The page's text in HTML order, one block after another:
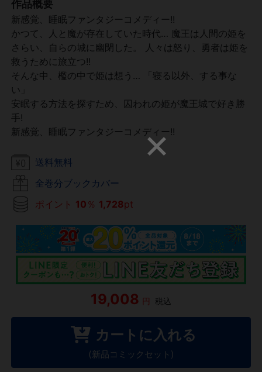
作品概要
新感覚、睡眠ファンタジーコメディー!!
かつて、人と魔が存在していた時代… 魔王は人間の姫を
さらい、自らの城に幽閉した。 人々は怒り、勇者は姫を
救うために旅立つ!!
そんな中、檻の中で姫は想う… 「寝る以外、する事な
い」
安眠する方法を探すため、囚われの姫が魔王城で好き勝
手!
新感覚、睡眠ファンタジーコメディー!!
送料無料
全巻分ブックカバー
ポイント 10 ％ 1,728pt
19,008 円 税込
カートに入れる
(新品コミックセット)